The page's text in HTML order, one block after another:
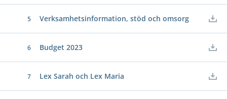
5 Verksamhetsinformation, stöd och omsorg
6 Budget 2023
7 Lex Sarah och Lex Maria